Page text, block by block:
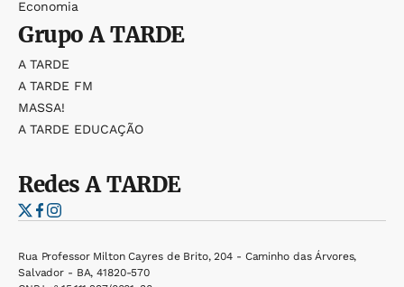
Economia
GrupoA TARDE
A TARDE
A TARDE FM
MASSA!
A TARDE EDUCAÇÃO
RedesA TARDE
Rua Professor Milton Cayres de Brito, 204 - Caminho das Árvores,
Salvador - BA, 41820-570